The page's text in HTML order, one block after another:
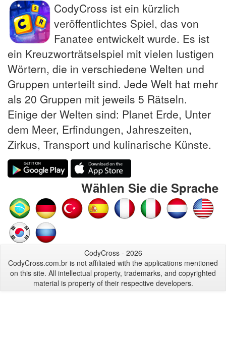
CodyCross ist ein kürzlich
veröffentlichtes Spiel, das von
Fanatee entwickelt wurde. Es ist
ein Kreuzworträtselspiel mit vielen lustigen
Wörtern, die in verschiedene Welten und
Gruppen unterteilt sind. Jede Welt hat mehr
als 20 Gruppen mit jeweils 5 Rätseln.
Einige der Welten sind: Planet Erde, Unter
dem Meer, Erfindungen, Jahreszeiten,
Zirkus, Transport und kulinarische Künste.
Wählen Sie die Sprache
CodyCross - 2026
CodyCross.com.br is not affiliated with the applications mentioned
on this site. All intellectual property, trademarks, and copyrighted
material is property of their respective developers.